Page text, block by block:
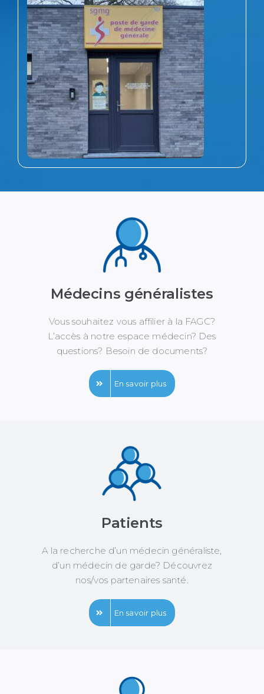
Médecins généralistes
Vous souhaitez vous affilier à la FAGC?
L’accès à notre espace médecin? Des
questions? Besoin de documents?
En savoir plus
Patients
A la recherche d’un médecin généraliste,
d’un médecin de garde? Découvrez
nos/vos partenaires santé.
En savoir plus